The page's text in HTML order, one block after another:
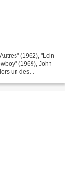
(1962), "Loin
(1969), John
un des